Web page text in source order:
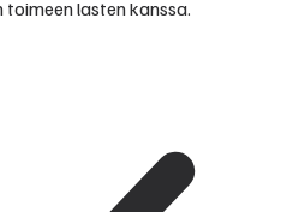
toimeen lasten kanssa.